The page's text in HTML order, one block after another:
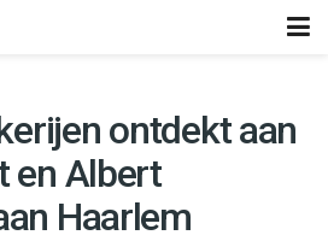
ontdekt aan
en Albert
Haarlem